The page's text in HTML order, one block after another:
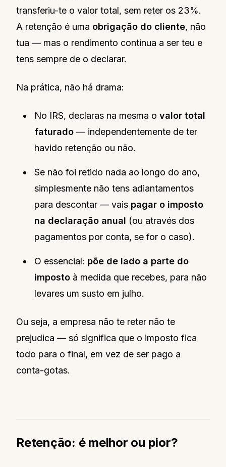
transferiu-te o valor total, sem reter os 23%.
A retenção é uma obrigação do cliente, não
tua — mas o rendimento continua a ser teu e
tens sempre de o declarar.
Na prática, não há drama:
No IRS, declaras na mesma o valor total
faturado — independentemente de ter
havido retenção ou não.
Se não foi retido nada ao longo do ano,
simplesmente não tens adiantamentos
para descontar — vais pagar o imposto
na declaração anual (ou através dos
pagamentos por conta, se for o caso).
O essencial: põe de lado a parte do
imposto à medida que recebes, para não
levares um susto em julho.
Ou seja, a empresa não te reter não te
prejudica — só significa que o imposto fica
todo para o final, em vez de ser pago a
conta-gotas.
Retenção: é melhor ou pior?